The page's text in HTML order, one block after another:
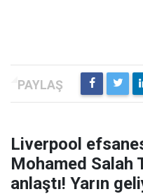
Liverpool
Mohamed Salah
anlaştı! Yarın